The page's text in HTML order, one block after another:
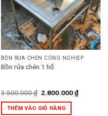
BỒN RỬA CHÉN CÔNG NGHIỆP
Bồn rửa chén 1 hố
3.500.000₫ Giá
là:
3.500.000 ₫.
2.800.000₫Giá
hiện
THÊM VÀO GIỎ HÀNG